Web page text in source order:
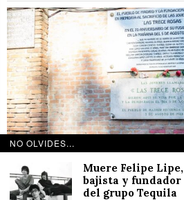
NO OLVIDES...
Muere Felipe Lipe,
bajista y fundador
del grupo Tequila